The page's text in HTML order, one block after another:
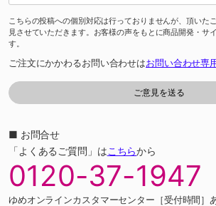
こちらの投稿への個別対応は行っておりませんが、頂いた
見させていただきます。お客様の声をもとに商品開発・サ
す。
ご注文にかかわるお問い合わせはお問い合わせ専
■ お問合せ
「よくあるご質問」はこちらから
0120-37-1947
ゆめオンラインカスタマーセンター［受付時間］